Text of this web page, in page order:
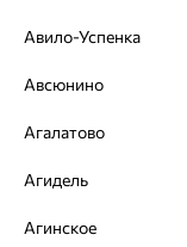
Авило-Успенка
Авсюнино
Агалатово
Агидель
Агинское